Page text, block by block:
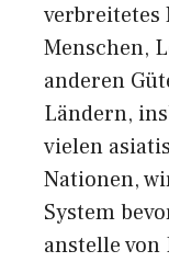
verbreitetes
Menschen,
anderen
Ländern,
vielen
Nationen,
System
anstelle von